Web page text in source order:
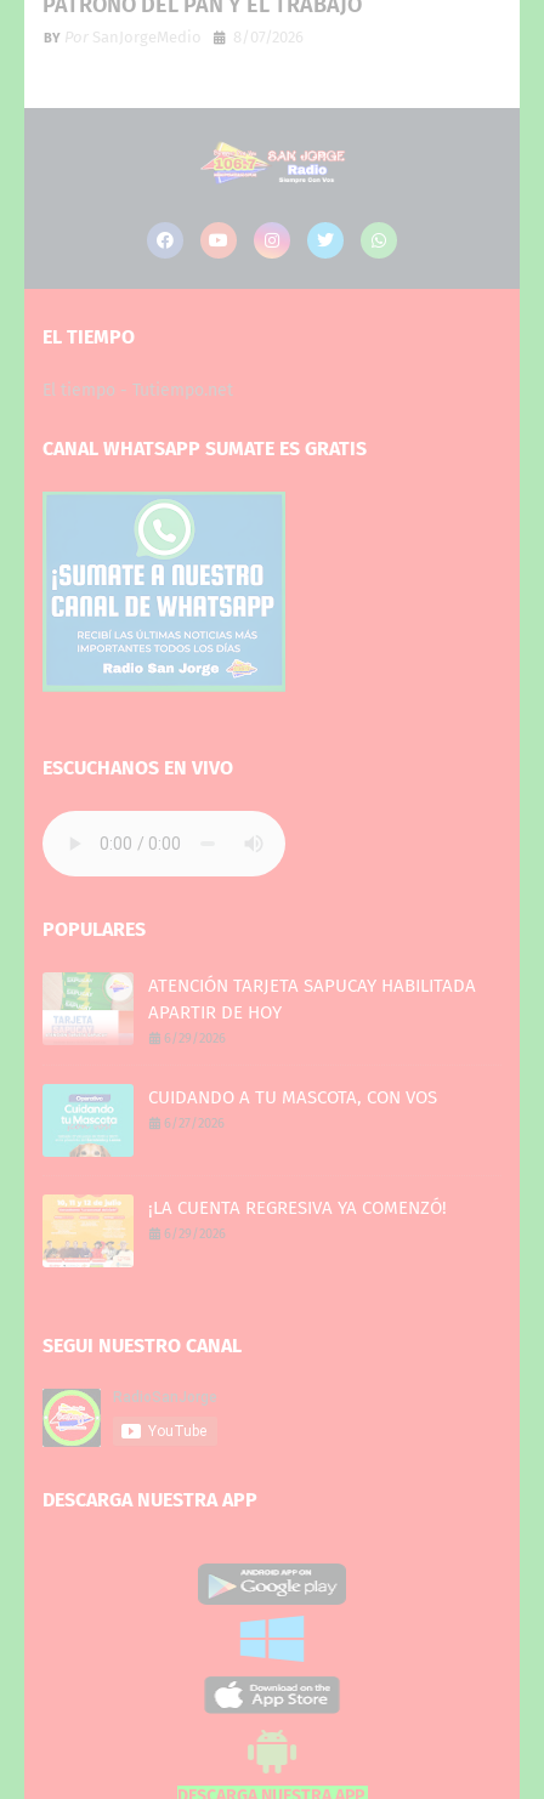
Por SanJorgeMedio 8/07/2026
EL TIEMPO
El tiempo - Tutiempo.net
CANAL WHATSAPP SUMATE ES GRATIS
ESCUCHANOS EN VIVO
POPULARES
ATENCIÓN TARJETA SAPUCAY HABILITADA
APARTIR DE HOY
6/29/2026
CUIDANDO A TU MASCOTA, CON VOS
6/27/2026
¡LA CUENTA REGRESIVA YA COMENZÓ!
6/29/2026
SEGUI NUESTRO CANAL
DESCARGA NUESTRA APP